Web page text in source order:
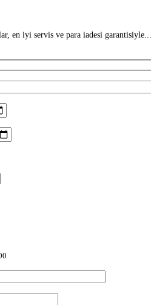
en iyi servis ve para iadesi